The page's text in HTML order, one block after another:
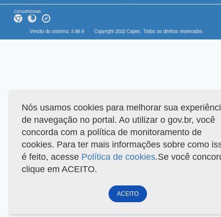
Compatibilidade
Versão do sistema: 3.88.9 Copyright 2022 Capes. Todos os direitos reservados.
Nós usamos cookies para melhorar sua
de navegação no portal. Ao utilizar o gov.br, você
concorda com a política de monitoramento de
cookies. Para ter mais informações sobre como
é feito, acesse Política de cookies.Se você
clique em ACEITO.
ACEITO